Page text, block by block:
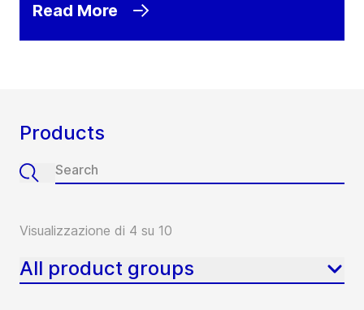
Read More
Products
Visualizzazione di 4 su 10
All product groups